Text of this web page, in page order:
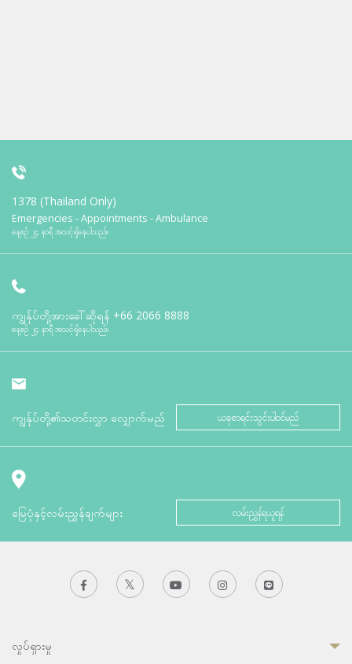
1378 (Thailand Only)
Emergencies - Appointments - Ambulance
နေ့စဉ် ၂၄ နာရီ အသင့်ရှိနေပါသည်။
ကျွန်ုပ်တို့အားခေါ်ဆိုရန် +66 2066 8888
နေ့စဉ် ၂၄ နာရီ အသင့်ရှိနေပါသည်။
ကျွန်ုပ်တို့၏သတင်းလွှာ လျှောက်မည် ယခုစာရင်းသွင်းပါဝင်မည်
မြေပုံနှင့်လမ်းညွှန်ချက်များ လမ်းညွှန်ရယူရန်
လှုပ်ရှားမှု